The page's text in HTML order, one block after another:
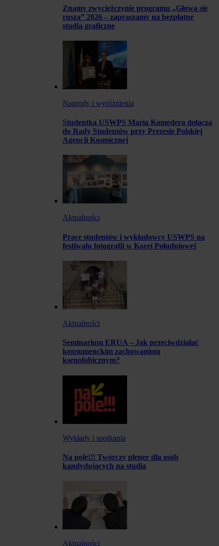
Znamy zwyciężczynie programu „Głowa się
rusza” 2026 – zapraszamy na bezpłatne
studia graficzne
Nagrody i wyróżnienia
Studentka USWPS Maria Komędera dołącza
do Rady Studentów przy Prezesie Polskiej
Agencji Kosmicznej
Aktualności
Prace studentów i wykładowcy USWPS na
festiwalu fotografii w Korei Południowej
Aktualności
Seminarium ERUA – Jak przeciwdziałać
konsumenckim zachowaniom
ksenofobicznym?
Wykłady i spotkania
Na pole!!! Twórczy plener dla osób
kandydujących na studia
Aktualności